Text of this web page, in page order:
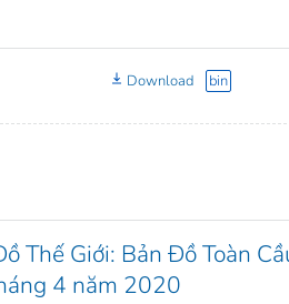
Download bin
Thế Giới: Bản Đồ Toàn
4 năm 2020